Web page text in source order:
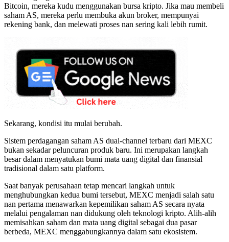
Bitcoin, mereka kudu menggunakan bursa kripto. Jika mau membeli
saham AS, mereka perlu membuka akun broker, mempunyai
rekening bank, dan melewati proses nan sering kali lebih rumit.
Sekarang, kondisi itu mulai berubah.
Sistem perdagangan saham AS dual-channel terbaru dari MEXC
bukan sekadar peluncuran produk baru. Ini merupakan langkah
besar dalam menyatukan bumi mata uang digital dan finansial
tradisional dalam satu platform.
Saat banyak perusahaan tetap mencari langkah untuk
menghubungkan kedua bumi tersebut, MEXC menjadi salah satu
nan pertama menawarkan kepemilikan saham AS secara nyata
melalui pengalaman nan didukung oleh teknologi kripto. Alih-alih
memisahkan saham dan mata uang digital sebagai dua pasar
berbeda, MEXC menggabungkannya dalam satu ekosistem.